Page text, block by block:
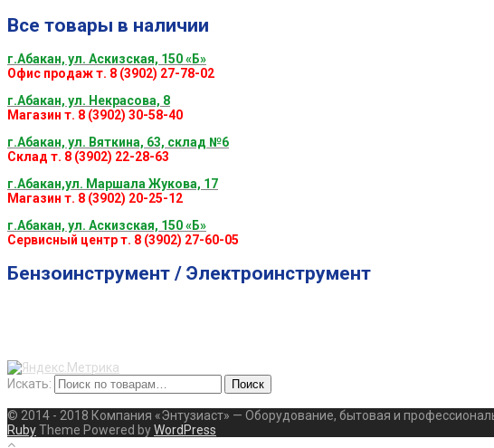
Все товары в наличии
г.Абакан, ул. Аскизская, 150 «Б»
Офис продаж т. 8 (3902) 27-78-02
г.Абакан, ул. Некрасова, 8
Магазин т. 8 (3902) 30-58-40
г.Абакан, ул. Вяткина, 63, склад №6
Склад т. 8 (3902) 22-28-63
г.Абакан,ул. Маршала Жукова, 17
Магазин т. 8 (3902) 20-25-12
г.Абакан, ул. Аскизская, 150 «Б»
Сервисный центр т. 8 (3902) 27-60-05
Бензоинструмент / Электроинструмент
Искать: Поиск
© 2014 - 2018 Компания «Энтузиаст» — Оборудование, бытовая и
RubyTheme Powered byWordPress